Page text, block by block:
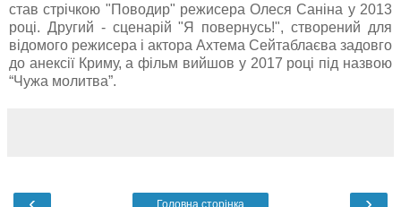
став стрічкою "Поводир" режисера Олеся Саніна у 2013
році. Другий - сценарій "Я повернусь!", створений для
відомого режисера і актора Ахтема Сейтаблаєва задовго
до анексії Криму, а фільм вийшов у 2017 році під назвою
“Чужа молитва”.
Головна сторінка